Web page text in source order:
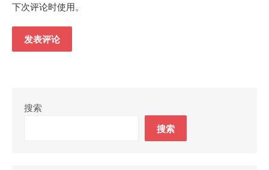
下次评论时使用。
搜索
搜索